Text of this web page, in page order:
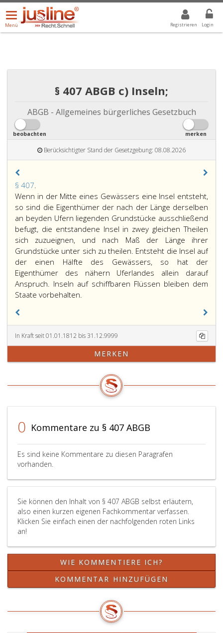
Registrieren Login
Menü
öffnen/schließen
Menü
ALLE DROPDOWN: GEWÄHLTER WERT IST ALLE
§ 407 ABGB c) Inseln;
ABGB - Allgemeines bürgerliches Gesetzbuch
beobachten merken
Berücksichtigter Stand der Gesetzgebung: 08.08.2026
§ 407.
407,
Wenn in der Mitte eines Gewässers eine Insel entsteht,
so sind die Eigenthümer der nach der Länge derselben
an beyden Ufern liegenden Grundstücke ausschließend
befugt, die entstandene Insel in zwey gleichen Theilen
sich zuzueignen, und nach Maß der Länge ihrer
Grundstücke unter sich zu theilen. Entsteht die Insel auf
der einen Hälfte des Gewässers, so hat der
Eigenthümer des nähern Uferlandes allein darauf
Anspruch. Inseln auf schiffbaren Flüssen bleiben dem
Staate vorbehalten.
In Kraft seit 01.01.1812 bis 31.12.9999
MERKEN
0 Kommentare zu § 407 ABGB
Es sind keine Kommentare zu diesen Paragrafen
vorhanden.
Sie können den Inhalt von § 407 ABGB selbst erläutern,
also einen kurzen eigenen Fachkommentar verfassen.
Klicken Sie einfach einen der nachfolgenden roten Links
an!
WIE KOMMENTIERE ICH?
KOMMENTAR HINZUFÜGEN